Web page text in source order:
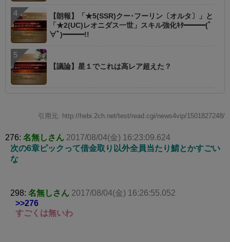
【朗報】「★5(SSR)クー･フーリン〔オルタ〕」と
「★2(UC)レオニダス一世」スキル強化ｷﾀ━━━(ﾟ
∀ﾟ)━━━!!
【議論】星１でこれは高レア超えた？
引用元: http://hebi.2ch.net/test/read.cgi/news4vip/1501827248/
276: 名無しさん 2017/08/04(金) 16:23:09.624
次の6章ピックって借金取り以外全員当たり鯖とかすごい
な
298: 名無しさん 2017/08/04(金) 16:26:55.052
>>276
すごくは無いわ